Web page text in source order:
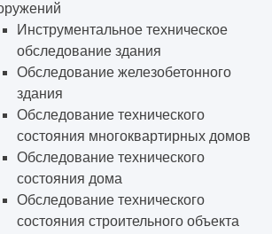
Инструментальное техническое
обследование здания
Обследование железобетонного
здания
Обследование технического
состояния многоквартирных домов
Обследование технического
состояния дома
Обследование технического
состояния строительного объекта